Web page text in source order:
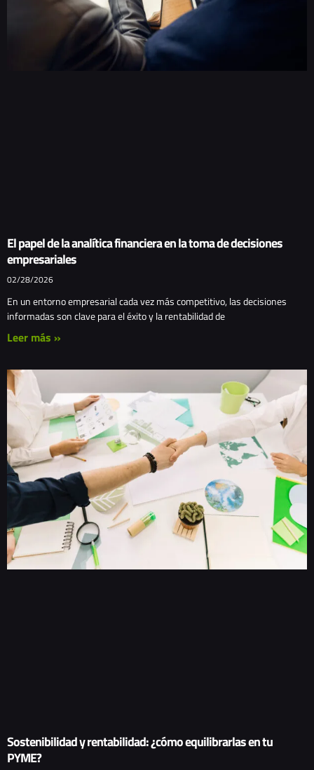
El papel de la analítica financiera en la toma de decisiones
empresariales
02/28/2026
En un entorno empresarial cada vez más competitivo, las decisiones
informadas son clave para el éxito y la rentabilidad de
Leer más »
Sostenibilidad y rentabilidad: ¿cómo equilibrarlas en tu
PYME?